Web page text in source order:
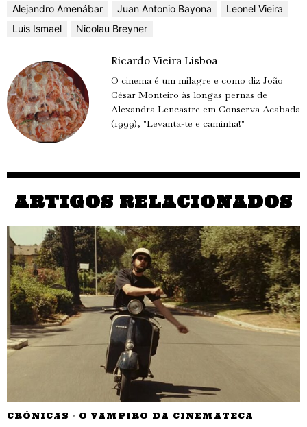
Alejandro Amenábar Juan Antonio Bayona
Leonel Vieira
Luís Ismael
Nicolau Breyner
Ricardo Vieira Lisboa
O cinema é um milagre e como diz João
César Monteiro às longas pernas de
Alexandra Lencastre em Conserva Acabada
(1999), "Levanta-te e caminha!"
ARTIGOS RELACIONADOS
CRÓNICAS · O VAMPIRO DA CINEMATECA